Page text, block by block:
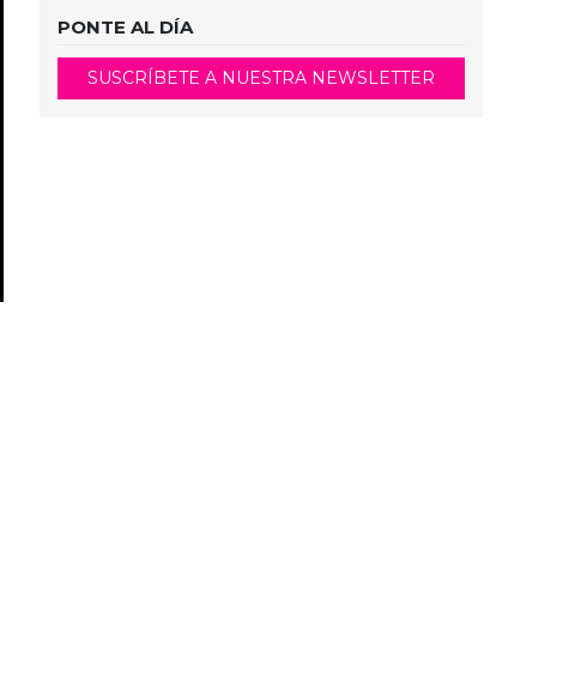
PONTE AL DÍA
SUSCRÍBETE A NUESTRA NEWSLETTER